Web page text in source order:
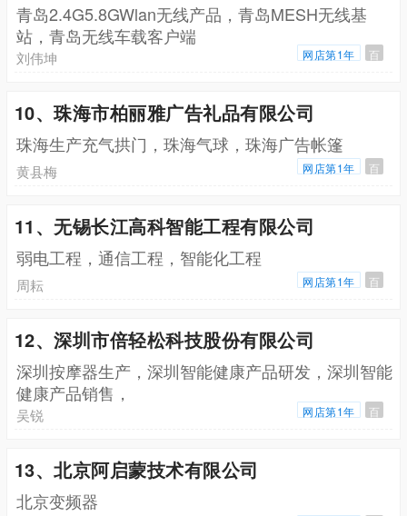
青岛2.4G5.8GWlan无线产品，青岛MESH无线基
站，青岛无线车载客户端
刘伟坤 网店第1年 百
10、珠海市柏丽雅广告礼品有限公司
珠海生产充气拱门，珠海气球，珠海广告帐篷
黄县梅 网店第1年 百
11、无锡长江高科智能工程有限公司
弱电工程，通信工程，智能化工程
周耘 网店第1年 百
12、深圳市倍轻松科技股份有限公司
深圳按摩器生产，深圳智能健康产品研发，深圳智能
健康产品销售，
吴锐 网店第1年 百
13、北京阿启蒙技术有限公司
北京变频器